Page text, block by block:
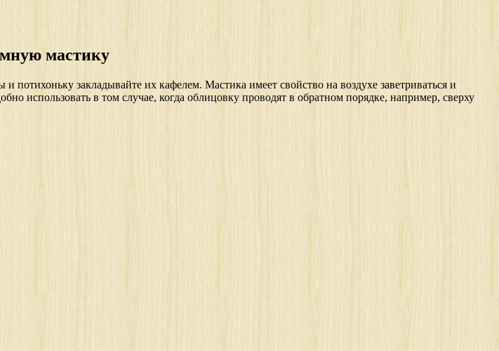
мастику
закладывайте их кафелем. Мастика имеет свойство на воздухе заветриваться и
использовать в том случае, когда облицовку проводят в обратном порядке, например, сверху